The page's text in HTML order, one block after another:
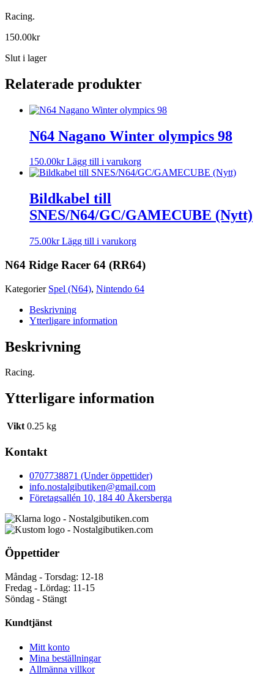
Racing.
150.00kr
Slut i lager
Relaterade produkter
N64 Nagano Winter olympics 98
150.00kr Lägg till i varukorg
Bildkabel till
SNES/N64/GC/GAMECUBE (Nytt)
75.00kr Lägg till i varukorg
N64 Ridge Racer 64 (RR64)
Kategorier Spel (N64), Nintendo 64
Beskrivning
Ytterligare information
Beskrivning
Racing.
Ytterligare information
Vikt 0.25 kg
Kontakt
0707738871 (Under öppettider)
info.nostalgibutiken@gmail.com
Företagsallén 10, 184 40 Åkersberga
Öppettider
Måndag - Torsdag: 12-18
Fredag - Lördag: 11-15
Söndag - Stängt
Kundtjänst
Mitt konto
Mina beställningar
Allmänna villkor